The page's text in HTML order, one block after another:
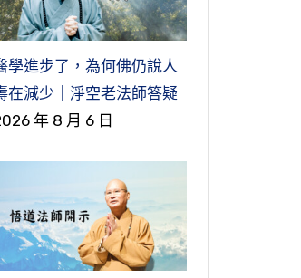
學進步了，為何佛仍說人
在減少｜淨空老法師答疑
年 8 月 6 日